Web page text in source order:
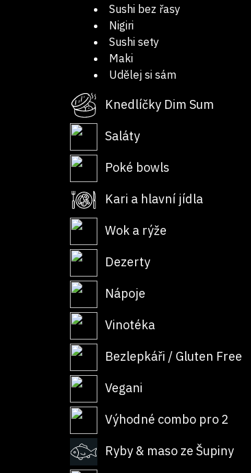
Sushi bez řasy
Nigiri
Sushi sety
Maki
Udělej si sám
Knedlíčky Dim Sum
Saláty
Poké bowls
Kari a hlavní jídla
Wok a rýže
Dezerty
Nápoje
Vinotéka
Bezlepkáři / Gluten Free
Vegani
Výhodné combo pro 2
Ryby & maso ze Šupiny